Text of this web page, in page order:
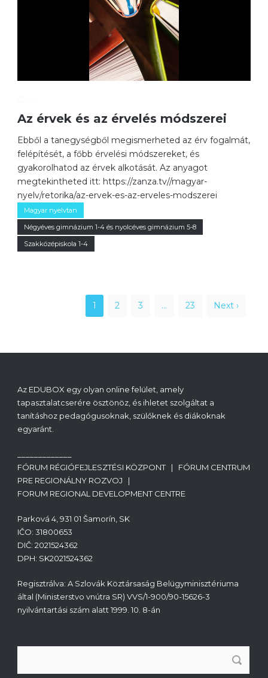
Az érvek és az érvelés módszerei
Ebből a tanegységből megismerheted az érv fogalmát,
felépítését, a főbb érvelési módszereket, és
gyakorolhatod az érvek alkotását. Az anyagot
megtekintheted itt: https://zanza.tv//magyar-
nyelv/retorika/az-ervek-es-az-erveles-modszerei
Magyar nyelvtan
Négyéves gimnázium 1-4 és nyolcéves gimnázium 5-8
Szakközépiskola 1-4
1 2 3 … 23 Next ›
Az EDUBOX egy olyan online felület, amely
tapasztalatcserére ösztönöz, és ihletet szolgáltat a
tanításhoz pedagógusoknak, szülőknek és diákoknak
egyaránt.
FÓRUM RÉGIÓFEJLESZTÉSI KÖZPONT | FÓRUM CENTRUM
PRE REGIONÁLNY ROZVOJ |
FORUM REGIONAL DEVELOPMENT CENTRE
Parková 4, 931 01 Šamorín, SK
IČO: 31800653
DIČ: 2021524362
DPH: SK2021524362
Regisztrálva: A Szlovák Köztársaság Belügyminisztériuma
által (Ministerstvo vnútra SR) VVS/1-900/90-15626-3
nyilvántartási szám alatt 1999. 10. 8-án